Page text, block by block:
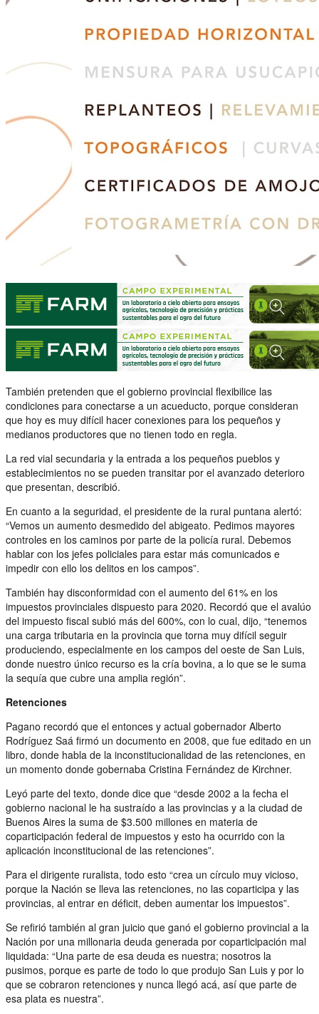
También pretenden que el gobierno provincial flexibilice las
condiciones para conectarse a un acueducto, porque consideran
que hoy es muy difícil hacer conexiones para los pequeños y
medianos productores que no tienen todo en regla.
La red vial secundaria y la entrada a los pequeños pueblos y
establecimientos no se pueden transitar por el avanzado deterioro
que presentan, describió.
En cuanto a la seguridad, el presidente de la rural puntana alertó:
“Vemos un aumento desmedido del abigeato. Pedimos mayores
controles en los caminos por parte de la policía rural. Debemos
hablar con los jefes policiales para estar más comunicados e
impedir con ello los delitos en los campos”.
También hay disconformidad con el aumento del 61% en los
impuestos provinciales dispuesto para 2020. Recordó que el avalúo
del impuesto fiscal subió más del 600%, con lo cual, dijo, “tenemos
una carga tributaria en la provincia que torna muy difícil seguir
produciendo, especialmente en los campos del oeste de San Luis,
donde nuestro único recurso es la cría bovina, a lo que se le suma
la sequía que cubre una amplia región”.
Retenciones
Pagano recordó que el entonces y actual gobernador Alberto
Rodríguez Saá firmó un documento en 2008, que fue editado en un
libro, donde habla de la inconstitucionalidad de las retenciones, en
un momento donde gobernaba Cristina Fernández de Kirchner.
Leyó parte del texto, donde dice que “desde 2002 a la fecha el
gobierno nacional le ha sustraído a las provincias y a la ciudad de
Buenos Aires la suma de $3.500 millones en materia de
coparticipación federal de impuestos y esto ha ocurrido con la
aplicación inconstitucional de las retenciones”.
Para el dirigente ruralista, todo esto “crea un círculo muy vicioso,
porque la Nación se lleva las retenciones, no las coparticipa y las
provincias, al entrar en déficit, deben aumentar los impuestos”.
Se refirió también al gran juicio que ganó el gobierno provincial a la
Nación por una millonaria deuda generada por coparticipación mal
liquidada: “Una parte de esa deuda es nuestra; nosotros la
pusimos, porque es parte de todo lo que produjo San Luis y por lo
que se cobraron retenciones y nunca llegó acá, así que parte de
esa plata es nuestra”.